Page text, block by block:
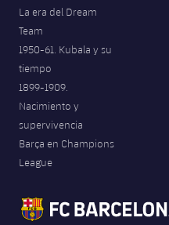
La era del Dream
Team
1950-61. Kubala y su
tiempo
1899-1909.
Nacimiento y
supervivencia
Barça en Champions
League